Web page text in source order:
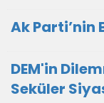
Ak Parti’nin
DEM'in
Seküler